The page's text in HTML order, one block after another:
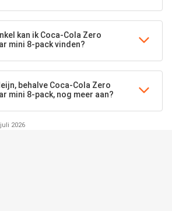
kan ik Coca-Cola Zero
mini 8-pack vinden?
behalve Coca-Cola Zero
mini 8-pack, nog meer aan?
2026